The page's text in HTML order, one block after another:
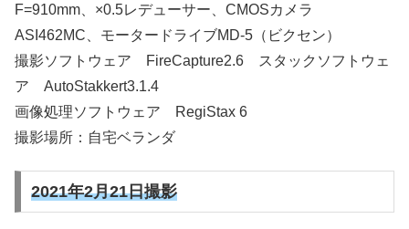
F=910mm、×0.5レデューサー、CMOSカメラ
ASI462MC、モータードライブMD-5（ビクセン）
撮影ソフトウェア FireCapture2.6 スタックソフトウェ
ア AutoStakkert3.1.4
画像処理ソフトウェア RegiStax 6
撮影場所：自宅ベランダ
2021年2月21日撮影